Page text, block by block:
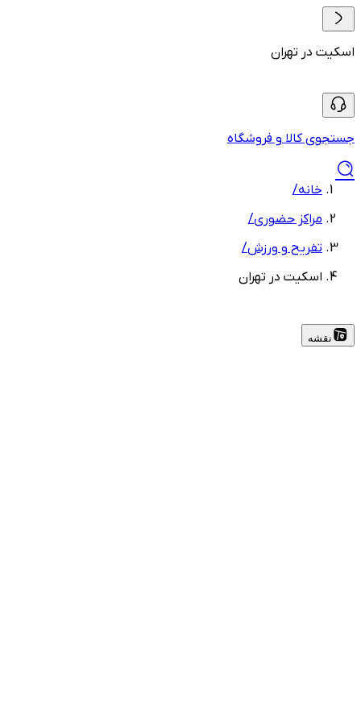
اسکیت در تهران
جستجوی کالا و فروشگاه
خانه/
مراکز حضوری/
تفریح و ورزش/
اسکیت در تهران
نقشه